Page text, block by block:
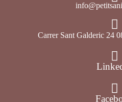
Carrer Sant Galderic 24